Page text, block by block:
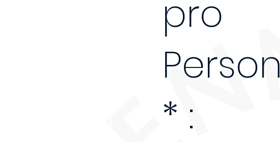
pro
Person
* :